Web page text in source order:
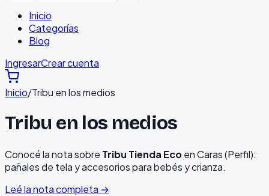
Inicio
Categorías
Blog
IngresarCrear cuenta
Inicio/Tribu en los medios
Tribu en los medios
Conocé la nota sobre Tribu Tienda Ecoen Caras (Perfil):
pañales de tela y accesorios para bebés y crianza.
Leé la nota completa →